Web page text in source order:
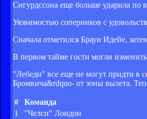
Сигурдссона еще больше ударила по
Уязвимостью соперников с
Сначала отметился Браун Идейе,
В первом тайме гости могли
"Лебеди" все еще не могут придти в
Бромвича&rdquo- от зоны вылета.
# Команда
1
"Челси" Лондон